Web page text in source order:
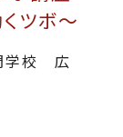
ツボ～
学校 広